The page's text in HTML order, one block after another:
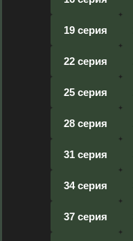
19 серия
22 серия
25 серия
28 серия
31 серия
34 серия
37 серия